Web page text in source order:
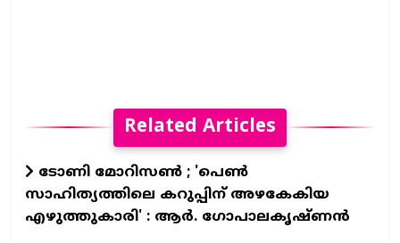
Related Articles
ടോണി മോറിസൺ ; 'പെൺ
സാഹിത്യത്തിലെ കറുപ്പിന് അഴകേകിയ
എഴുത്തുകാരി' : ആർ. ഗോപാലകൃഷ്ണൻ